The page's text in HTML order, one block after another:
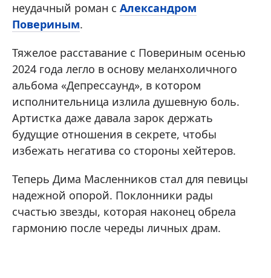
неудачный роман с Александром
Повериным.
Тяжелое расставание с Повериным осенью
2024 года легло в основу меланхоличного
альбома «Депрессаунд», в котором
исполнительница излила душевную боль.
Артистка даже давала зарок держать
будущие отношения в секрете, чтобы
избежать негатива со стороны хейтеров.
Теперь Дима Масленников стал для певицы
надежной опорой. Поклонники рады
счастью звезды, которая наконец обрела
гармонию после череды личных драм.